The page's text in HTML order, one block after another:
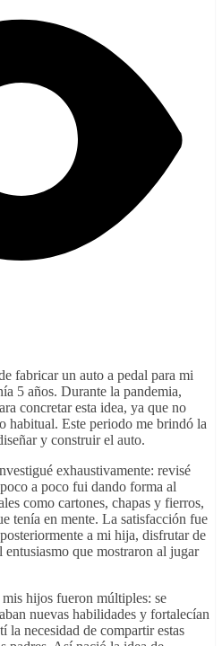
fabricar un auto a pedal para mi
5 años. Durante la pandemia,
concretar esta idea, ya que no
habitual. Este periodo me brindó la
y construir el auto.
exhaustivamente: revisé
a poco fui dando forma al
como cartones, chapas y fierros,
tenía en mente. La satisfacción fue
a mi hija, disfrutar de
que mostraron al jugar
hijos fueron múltiples: se
nuevas habilidades y fortalecían
la necesidad de compartir estas